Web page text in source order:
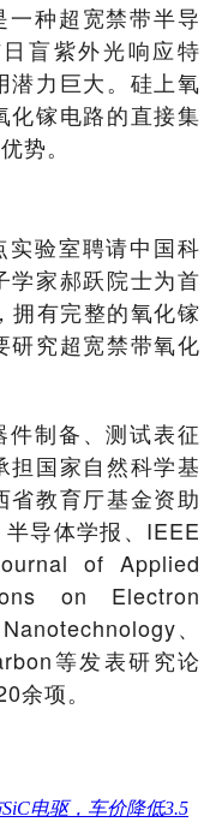
种超宽禁带半导
盲紫外光响应特
潜力巨大。硅上氧
化镓电路的直接集
势。
实验室聘请中国科
学家郝跃院士为首
拥有完整的氧化镓
研究超宽禁带氧化
制备、测试表征
担国家自然科学基
省教育厅基金资助
导体学报、IEEE
of Applied
on Electron
、
等发表研究论
余项。
电驱，车价降低3.5